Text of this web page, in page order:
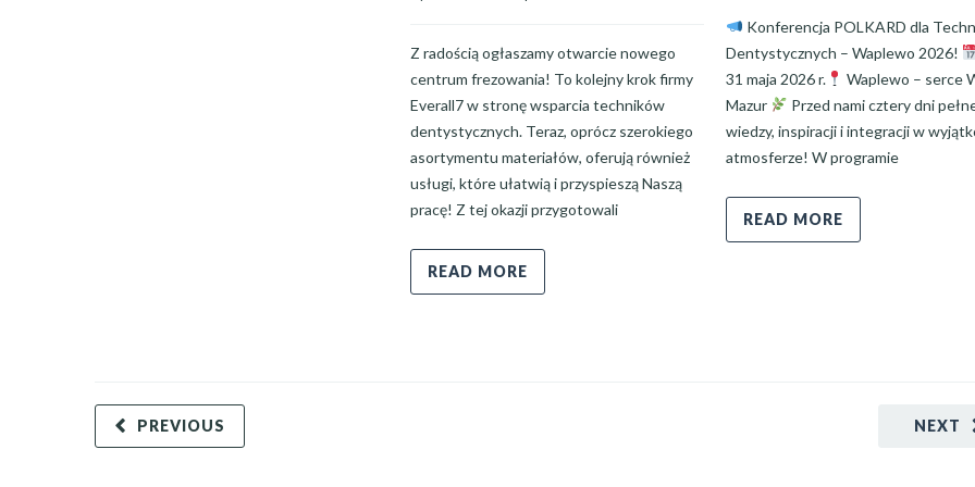
Z radością ogłaszamy otwarcie nowego
centrum frezowania! To kolejny krok firmy
Everall7 w stronę wsparcia techników
dentystycznych. Teraz, oprócz szerokiego
asortymentu materiałów, oferują również
usługi, które ułatwią i przyspieszą Naszą
pracę! Z tej okazji przygotowali
READ MORE
Konferencja POLKARD dla
Dentystycznych – Waplewo 2026!
31 maja 2026 r.
Waplewo – serce
Mazur
Przed nami cztery dni
wiedzy, inspiracji i integracji w
atmosferze! W programie
READ MORE
NEXT
PREVIOUS